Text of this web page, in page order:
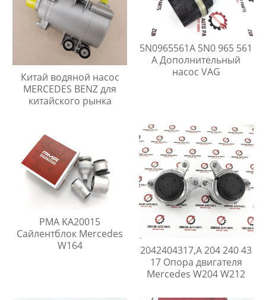
Китай водяной насос
MERCEDES BENZ для
китайского рынка
5N0965561A 5N0 965 561
A Дополнительный
насос VAG
PMA KA20015
Сайлентблок Mercedes
W164
2042404317,A 204 240 43
17 Опора двигателя
Mercedes W204 W212